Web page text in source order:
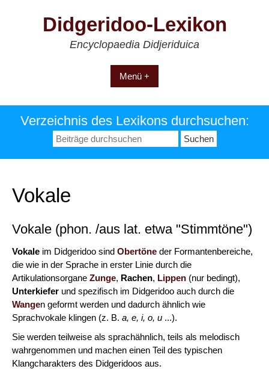
Didgeridoo-Lexikon
Encyclopaedia Didjeriduica
Menü +
Verzeichnis des Lexikons durchsuchen:
Suchen
nach:
Vokale
Vokale (phon. /aus lat. etwa "Stimmtöne")
Vokale im Didgeridoo sind Obertöne der Formantenbereiche,
die wie in der Sprache in erster Linie durch die
Artikulationsorgane Zunge, Rachen, Lippen (nur bedingt),
Unterkiefer und spezifisch im Didgeridoo auch durch die
Wangen geformt werden und dadurch ähnlich wie
Sprachvokale klingen (z. B. a, e, i, o, u ...).
Sie werden teilweise als sprachähnlich, teils als melodisch
wahrgenommen und machen einen Teil des typischen
Klangcharakters des Didgeridoos aus.